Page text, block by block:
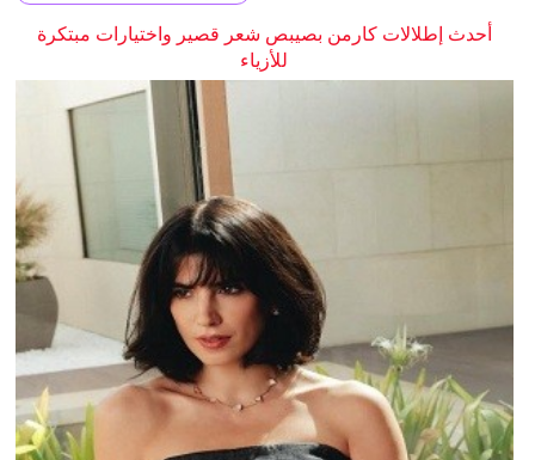
أحدث إطلالات كارمن بصيبص شعر قصير واختيارات مبتكرة
للأزياء